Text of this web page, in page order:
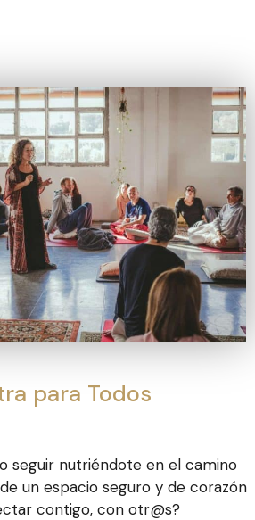
para Todos
seguir nutriéndote en el camino
un espacio seguro y de corazón
contigo, con otr@s?